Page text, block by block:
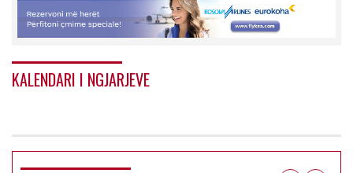
KALENDARI I NGJARJEVE